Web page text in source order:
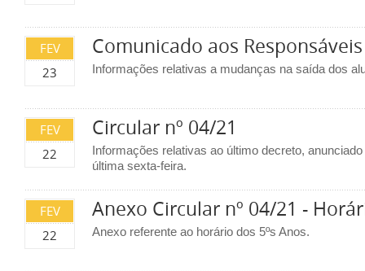
FEV
23
Comunicado aos
Informações relativas a mudanças na saída dos
FEV
22
Circular nº 04/21
Informações relativas ao último decreto,
última sexta-feira.
FEV
22
Anexo Circular nº 04/21 -
Anexo referente ao horário dos 5ºs Anos.